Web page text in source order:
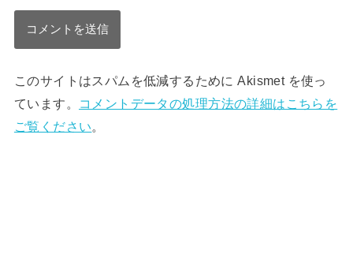
このサイトはスパムを低減するために Akismet を使っ
ています。
コメントデータの処理方法の詳細はこちらを
ご覧ください。